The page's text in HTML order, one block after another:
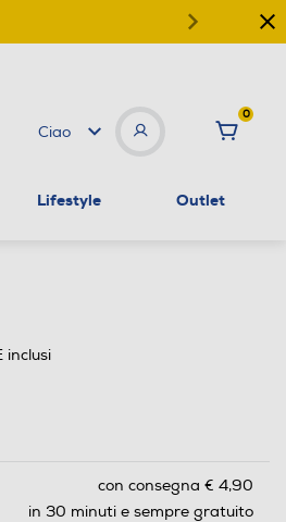
Ciao
0
Lifestyle Outlet
inclusi
con consegna € 4,90
in 30 minuti e sempre gratuito